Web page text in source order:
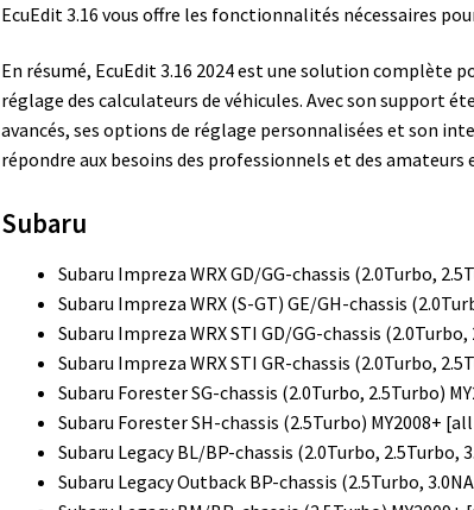
EcuEdit 3.16 vous offre les fonctionnalités nécessaires
En résumé, EcuEdit 3.16 2024 est une solution complète
réglage des calculateurs de véhicules. Avec son support
avancés, ses options de réglage personnalisées et son
répondre aux besoins des professionnels et des amateurs
Subaru
Subaru Impreza WRX GD/GG-chassis (2.0Turbo,
Subaru Impreza WRX (S-GT) GE/GH-chassis
Subaru Impreza WRX STI GD/GG-chassis
Subaru Impreza WRX STI GR-chassis (2.0Turbo,
Subaru Forester SG-chassis (2.0Turbo, 2.5Turbo)
Subaru Forester SH-chassis (2.5Turbo) MY2008+
Subaru Legacy BL/BP-chassis (2.0Turbo, 2.5Turbo,
Subaru Legacy Outback BP-chassis (2.5Turbo,